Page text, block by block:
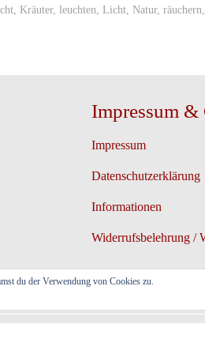
, Kräuter, leuchten, Licht, Natur, räuchern,
Impressum &
Impressum
Datenschutzerklärung
Informationen
Widerrufsbelehrung /
du der Verwendung von Cookies zu.